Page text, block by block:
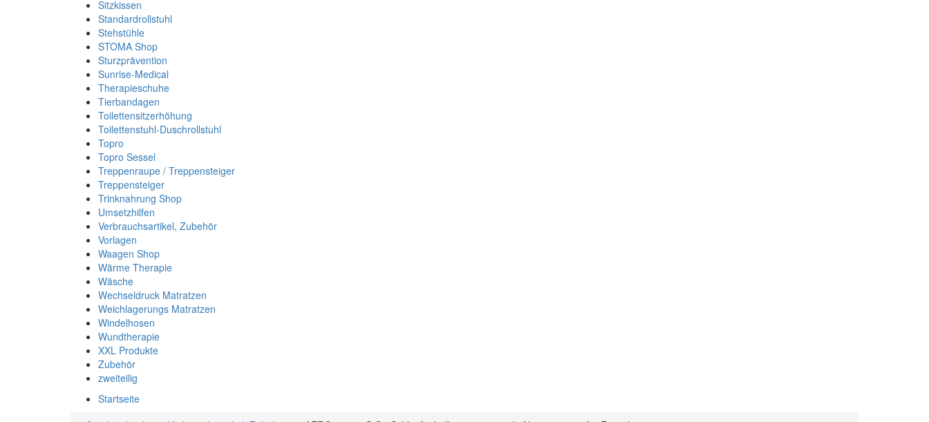
Sitzkissen
Standardrollstuhl
Stehstühle
STOMA Shop
Sturzprävention
Sunrise-Medical
Therapieschuhe
Tierbandagen
Toilettensitzerhöhung
Toilettenstuhl-Duschrollstuhl
Topro
Topro Sessel
Treppenraupe / Treppensteiger
Treppensteiger
Trinknahrung Shop
Umsetzhilfen
Verbrauchsartikel, Zubehör
Vorlagen
Waagen Shop
Wärme Therapie
Wäsche
Wechseldruck Matratzen
Weichlagerungs Matratzen
Windelhosen
Wundtherapie
XXL Produkte
Zubehör
zweiteilig
Startseite